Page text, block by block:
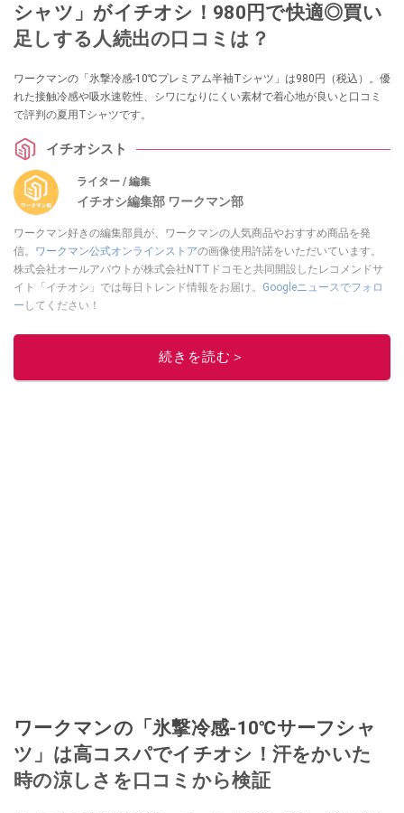
シャツ」がイチオシ！980円で快適◎買い
足しする人続出の口コミは？
ワークマンの「氷撃冷感-10℃プレミアム半袖Tシャツ」は980円（税込）。優
れた接触冷感や吸水速乾性、シワになりにくい素材で着心地が良いと口コミ
で評判の夏用Tシャツです。
イチオシスト
ライター / 編集
イチオシ編集部 ワークマン部
ワークマン好きの編集部員が、ワークマンの人気商品やおすすめ商品を発
信。 ワークマン公式オンラインストアの画像使用許諾をいただいています。
株式会社オールアバウトが株式会社NTTドコモと共同開設したレコメンドサ
イト「イチオシ」では毎日トレンド情報をお届け。 Googleニュースでフォロ
ー してください！
このイチオシストの他の記事を読む
続きを読む＞
ワークマンの「氷撃冷感-10℃サーフシャ
ツ」は高コスパでイチオシ！汗をかいた
時の涼しさを口コミから検証